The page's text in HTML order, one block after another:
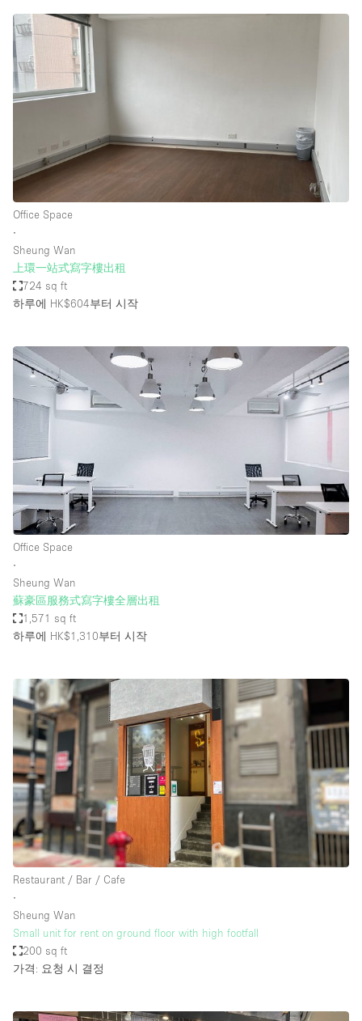
Office Space
∙
Sheung Wan
上環一站式寫字樓出租
724 sq ft
하루에 HK$604부터 시작
Office Space
∙
Sheung Wan
蘇豪區服務式寫字樓全層出租
1,571 sq ft
하루에 HK$1,310부터 시작
Restaurant / Bar / Cafe
∙
Sheung Wan
Small unit for rent on ground floor with high footfall
200 sq ft
가격: 요청 시 결정